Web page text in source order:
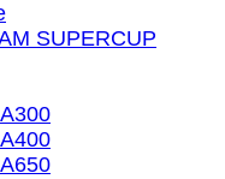
SUPERCUP